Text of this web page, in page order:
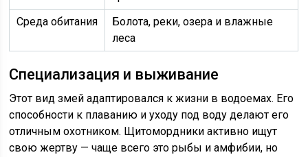
Среда обитания
Болота, реки, озера и влажные
леса
Специализация и выживание
Этот вид змей адаптировался к жизни в водоемах. Его
способности к плаванию и уходу под воду делают его
отличным охотником. Щитомордники активно ищут
свою жертву — чаще всего это рыбы и амфибии, но